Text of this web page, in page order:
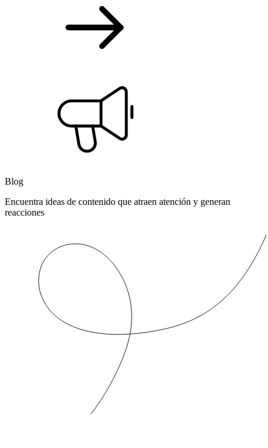
Blog
Encuentra ideas de contenido que atraen atención y generan
reacciones